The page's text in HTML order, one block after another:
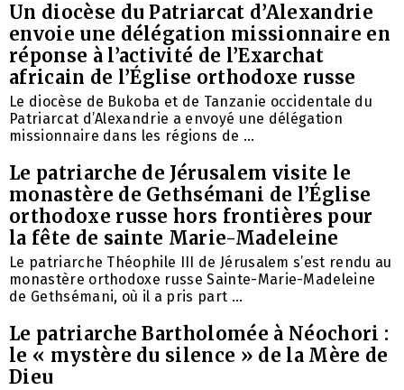
Un diocèse du Patriarcat d’Alexandrie
envoie une délégation missionnaire en
réponse à l’activité de l’Exarchat
africain de l’Église orthodoxe russe
Le diocèse de Bukoba et de Tanzanie occidentale du
Patriarcat d’Alexandrie a envoyé une délégation
missionnaire dans les régions de ...
Le patriarche de Jérusalem visite le
monastère de Gethsémani de l’Église
orthodoxe russe hors frontières pour
la fête de sainte Marie-Madeleine
Le patriarche Théophile III de Jérusalem s’est rendu au
monastère orthodoxe russe Sainte-Marie-Madeleine
de Gethsémani, où il a pris part ...
Le patriarche Bartholomée à Néochori :
le « mystère du silence » de la Mère de
Dieu